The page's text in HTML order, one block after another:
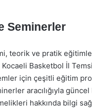
Seminerler
teorik ve pratik
Basketbol İl
için çeşitli eğitim
aracılığıyla
hakkında bilgi